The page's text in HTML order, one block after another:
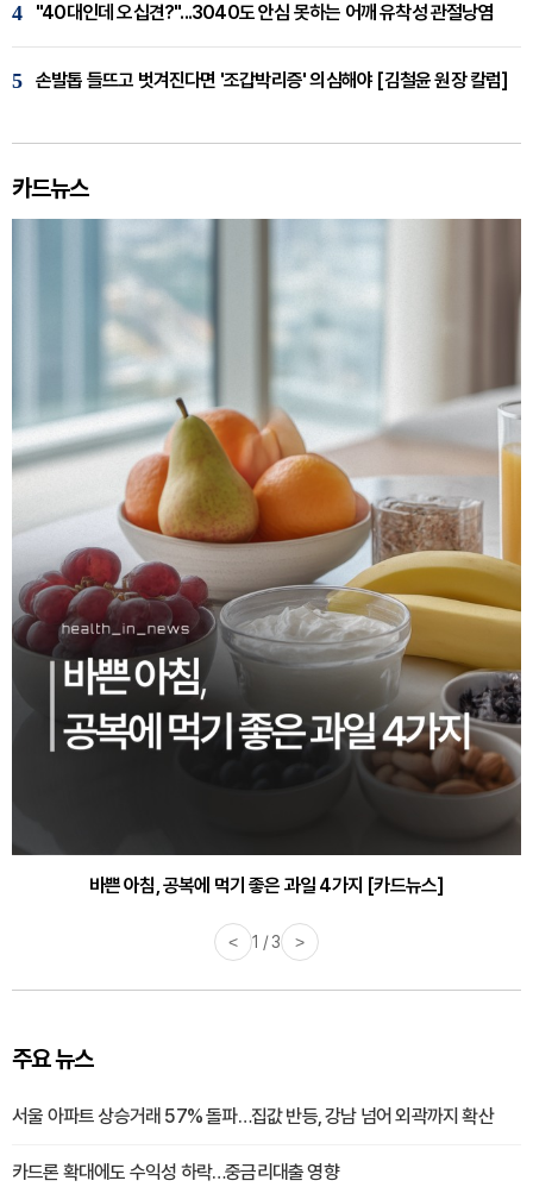
4 "40대인데 오십견?"...3040도 안심 못하는 어깨 유착성 관절낭염
5 손발톱 들뜨고 벗겨진다면 '조갑박리증' 의심해야 [김철윤 원장 칼럼]
카드뉴스
바쁜 아침, 공복에 먹기 좋은 과일 4가지 [카드뉴스]
< 1 / 3 >
주요 뉴스
서울 아파트 상승거래 57% 돌파…집값 반등, 강남 넘어 외곽까지 확산
카드론 확대에도 수익성 하락…중금리대출 영향